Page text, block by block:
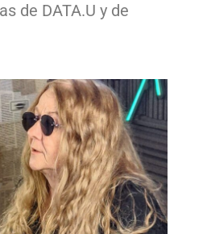
de DATA.U y de